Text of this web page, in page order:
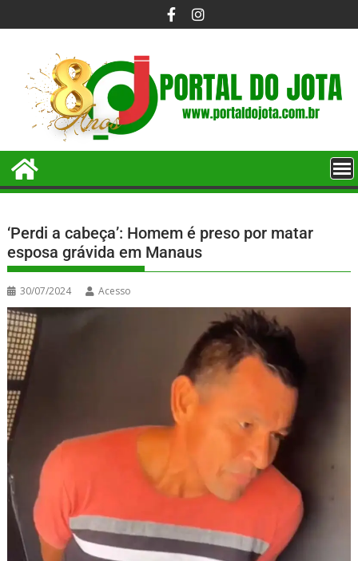
‘Perdi a cabeça’: Homem é preso por matar
esposa grávida em Manaus
30/07/2024 Acesso